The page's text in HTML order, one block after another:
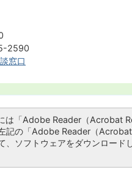
2590
窓口
は「Adobe Reader（Acrobat
記の「Adobe Reader（
、ソフトウェアをダウンロード